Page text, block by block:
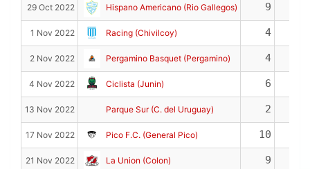
29 Oct 2022 Hispano Americano (Rio Gallegos) 9
1 Nov 2022 Racing (Chivilcoy) 4
2 Nov 2022 Pergamino Basquet (Pergamino) 4
4 Nov 2022 Ciclista (Junin) 6
13 Nov 2022 Parque Sur (C. del Uruguay) 2
17 Nov 2022 Pico F.C. (General Pico) 10
21 Nov 2022 La Union (Colon) 9